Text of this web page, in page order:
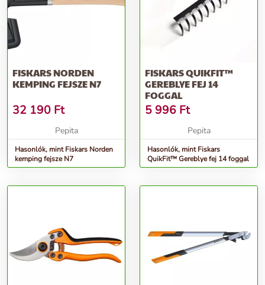
FISKARS NORDEN
KEMPING FEJSZE N7
32 190 Ft
Pepita
Hasonlók, mint Fiskars Norden
kemping fejsze N7
FISKARS QUIKFIT™
GEREBLYE FEJ 14
FOGGAL
5 996 Ft
Pepita
Hasonlók, mint Fiskars
QuikFit™ Gereblye fej 14 foggal